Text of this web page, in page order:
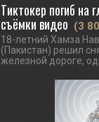
Тиктокер погиб на
съёмки видео (3
18-летний Хамза
(Пакистан) решил
железной дороге,